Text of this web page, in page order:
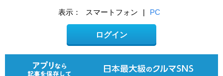
表示： スマートフォン | PC
ログイン